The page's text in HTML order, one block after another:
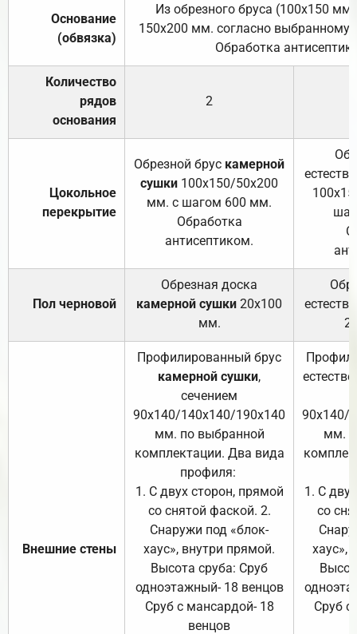
Основание
(обвязка)
Из обрезного бруса (100х150
150х200 мм. согласно выбранному
Обработка
Количество
рядов
основания
2
Цокольное
перекрытие
Обрезной брус камерной
сушки 100х150/50х200
мм. с шагом 600 мм.
Обработка
антисептиком.
Пол черновой
Обрезная доска
камерной сушки 20х100
мм.
Внешние стены
Профилированный брус
камерной сушки,
сечением
90х140/140х140/190х140
мм. по выбранной
комплектации. Два вида
профиля:
1. С двух сторон, прямой
со снятой фаской. 2.
Снаружи под «блок-
хаус», внутри прямой.
Высота сруба: Сруб
одноэтажный- 18 венцов
Сруб с мансардой- 18
венцов
90х140/
мм.
1. С
со
хаус»,
Сруб с